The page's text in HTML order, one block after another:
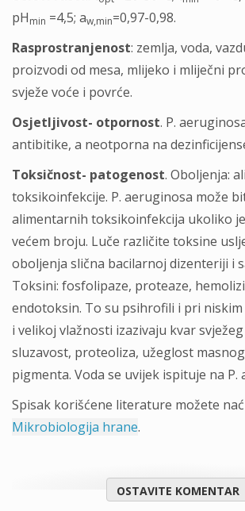
pHmin =4,5; aw,min=0,97-0,98.
Rasprostranjenost: zemlja, voda,
proizvodi od mesa, mlijeko i mliječni
svježe voće i povrće.
Osjetljivost- otpornost. P.
antibitike, a neotporna na
Toksičnost- patogenost. Oboljenja:
toksikoinfekcije. P. aeruginosa može
alimentarnih toksikoinfekcija ukoliko
većem broju. Luče različite toksine
oboljenja slična bacilarnoj dizenteriji i
Toksini: fosfolipaze, proteaze,
endotoksin. To su psihrofili i pri
i velikoj vlažnosti izazivaju kvar svježeg
sluzavost, proteoliza, užeglost
pigmenta. Voda se uvijek ispituje na P.
Spisak korišćene literature možete
Mikrobiologija hrane.
OSTAVITE KOMENTAR